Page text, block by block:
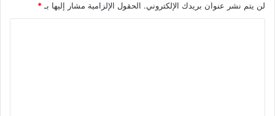
لن يتم نشر عنوان بريدك الإلكتروني. الحقول الإلزامية مشار إليها بـ*